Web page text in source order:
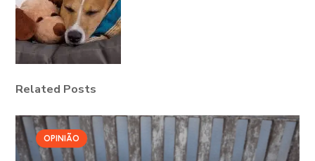
Related Posts
OPINIÃO